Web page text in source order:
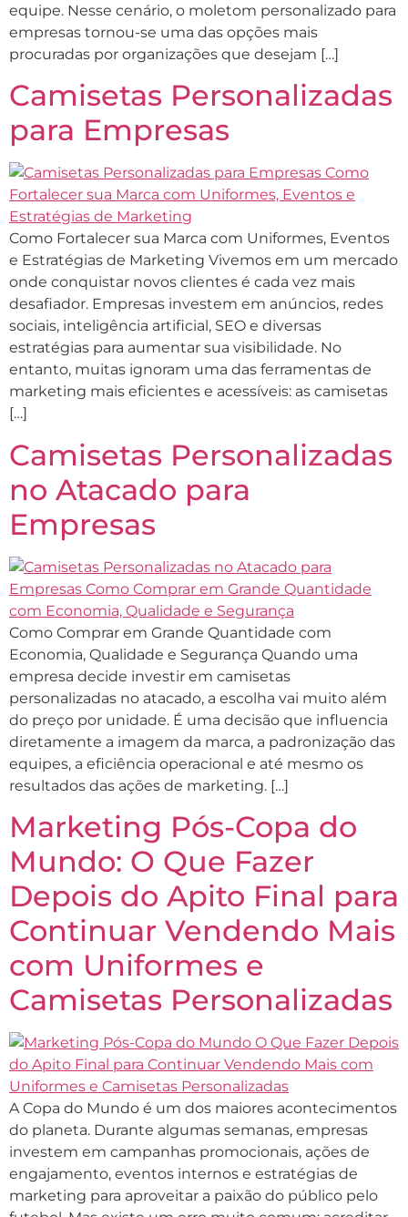
equipe. Nesse cenário, o moletom personalizado para
empresas tornou-se uma das opções mais
procuradas por organizações que desejam […]
Camisetas Personalizadas
para Empresas
Como Fortalecer sua Marca com Uniformes, Eventos
e Estratégias de Marketing Vivemos em um mercado
onde conquistar novos clientes é cada vez mais
desafiador. Empresas investem em anúncios, redes
sociais, inteligência artificial, SEO e diversas
estratégias para aumentar sua visibilidade. No
entanto, muitas ignoram uma das ferramentas de
marketing mais eficientes e acessíveis: as camisetas
[…]
Camisetas Personalizadas
no Atacado para
Empresas
Como Comprar em Grande Quantidade com
Economia, Qualidade e Segurança Quando uma
empresa decide investir em camisetas
personalizadas no atacado, a escolha vai muito além
do preço por unidade. É uma decisão que influencia
diretamente a imagem da marca, a padronização das
equipes, a eficiência operacional e até mesmo os
resultados das ações de marketing. […]
Marketing Pós-Copa do
Mundo: O Que Fazer
Depois do Apito Final para
Continuar Vendendo Mais
com Uniformes e
Camisetas Personalizadas
A Copa do Mundo é um dos maiores acontecimentos
do planeta. Durante algumas semanas, empresas
investem em campanhas promocionais, ações de
engajamento, eventos internos e estratégias de
marketing para aproveitar a paixão do público pelo